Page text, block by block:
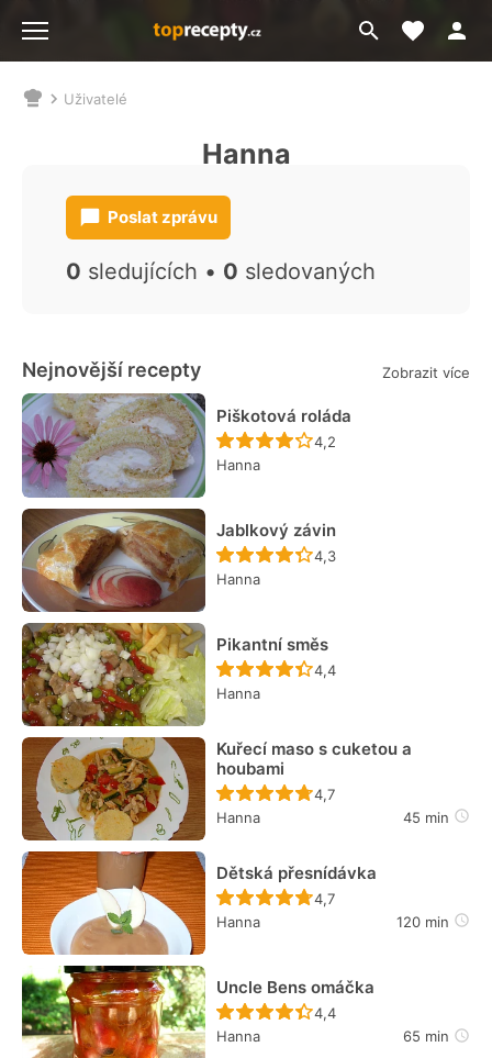
Přejít
na
Moje
NacházíteUživatelé
Hanna
Poslat zprávu
0 sledujících • 0 sledovaných
Nejnovější recepty Zobrazit více
Piškotová roláda
Recept ještě nebyl
4,2
Hanna
Jablkový závin
Recept ještě nebyl
4,3
Hanna
Pikantní směs
Recept ještě nebyl
4,4
Hanna
Kuřecí maso s cuketou a
houbami
Recept ještě nebyl
4,7
Hanna
45 min
Dětská přesnídávka
Recept ještě nebyl
4,7
Hanna
120 min
Uncle Bens omáčka
Recept ještě nebyl
4,4
Hanna
65 min